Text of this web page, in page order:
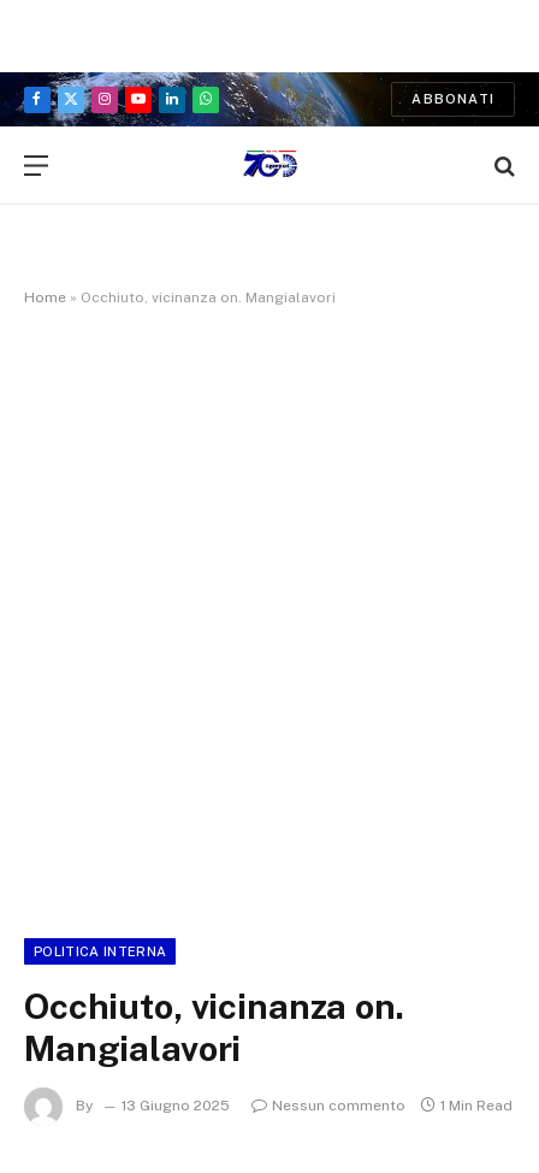
Facebook
X
Instagram
YouTubeLinkedInWhatsApp
ABBONATI
Home » Occhiuto, vicinanza on. Mangialavori
POLITICA INTERNA
Occhiuto, vicinanza on.
Mangialavori
By 13 Giugno 2025 Nessun commento 1 Min Read